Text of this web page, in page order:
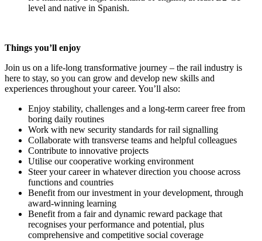
level and native in Spanish.
Things you’ll enjoy
Join us on a life-long transformative journey – the rail industry is
here to stay, so you can grow and develop new skills and
experiences throughout your career. You’ll also:
Enjoy stability, challenges and a long-term career free from
boring daily routines
Work with new security standards for rail signalling
Collaborate with transverse teams and helpful colleagues
Contribute to innovative projects
Utilise our cooperative working environment
Steer your career in whatever direction you choose across
functions and countries
Benefit from our investment in your development, through
award-winning learning
Benefit from a fair and dynamic reward package that
recognises your performance and potential, plus
comprehensive and competitive social coverage